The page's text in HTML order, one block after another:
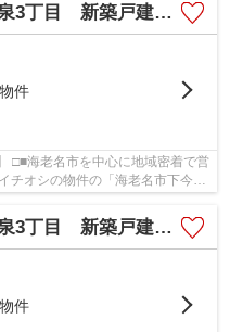
建て 全3棟 【仲介手数料無料】
件
□■海老名市を中心に地域密着で営
オシの物件の「海老名市下今泉
建て 全3棟 【仲介手数料無料】
件